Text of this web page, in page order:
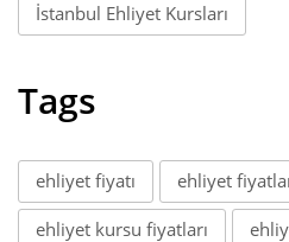
İstanbul Ehliyet Kursları
Tags
ehliyet fiyatı ehliyet
ehliyet kursu fiyatları